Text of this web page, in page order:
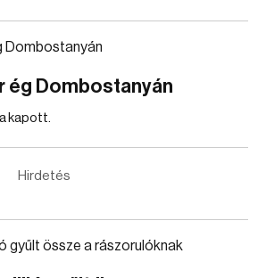
ég Dombostanyán
kapott.
Hirdetés